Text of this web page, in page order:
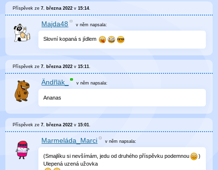
Příspěvek ze7. března 2022 v15:14
Majda48 v němnapsala:
Slovní kopaná s jídlem
Příspěvek ze7. března 2022 v15:11.
Ändřläk_ v němnapsala:
Ananas
Příspěvek ze7. března 2022 v15:01.
Marmeláda_Marci v němnapsala:
(Smajlíku si nevšímám, jedu od druhého příspěvku podemnou
)
Ulepená uzená užovka